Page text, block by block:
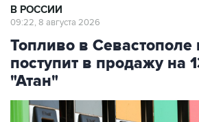
В РОССИИ
09:22, 8 августа 2026
Топливо в Севастополе
поступит в продажу на
"Атан"